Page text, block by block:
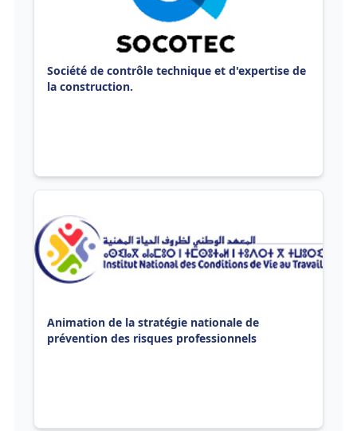
Société de contrôle technique et d'expertise de
la construction.
Animation de la stratégie nationale de
prévention des risques professionnels